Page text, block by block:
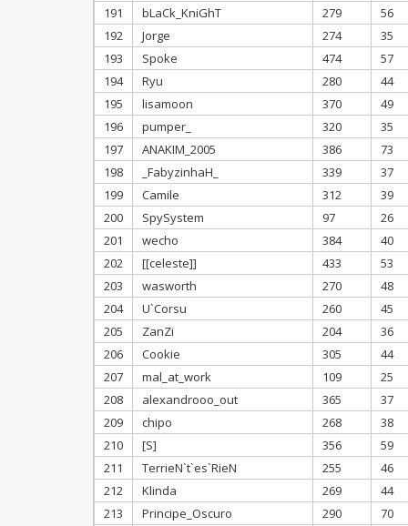
191
bLaCk_KniGhT 279
56
192
Jorge 274
35
193
Spoke 474
57
194
Ryu 280
44
195
lisamoon 370
49
196
pumper_ 320
35
197
ANAKIM_2005 386
73
198
_FabyzinhaH_ 339
37
199
Camile 312
39
200
SpySystem 97
26
201
wecho 384
40
202
[[celeste]] 433
53
203
wasworth 270
48
204
U`Corsu 260
45
205
ZanZi 204
36
206
Cookie 305
44
207
mal_at_work 109
25
208
alexandrooo_out 365
37
209
chipo 268
38
210
[S] 356
59
211
TerrieN`t`es`RieN 255
46
212
Klinda 269
44
213
Principe_Oscuro 290
70